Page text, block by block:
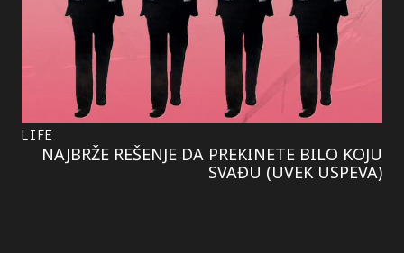
LIFE
NAJBRŽE REŠENJE DA PREKINETE BILO KOJU
SVAĐU (UVEK USPEVA)